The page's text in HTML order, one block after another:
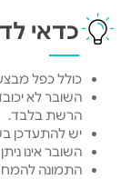
כדאי
כולל כפל
השובר לא
הרשת בלבד.
יש להתעדכן
השובר אינו
התמונה